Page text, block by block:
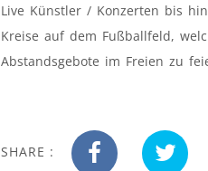
Live Künstler / Konzerten bis
Kreise auf dem Fußballfeld,
Abstandsgebote im Freien zu
SHARE :